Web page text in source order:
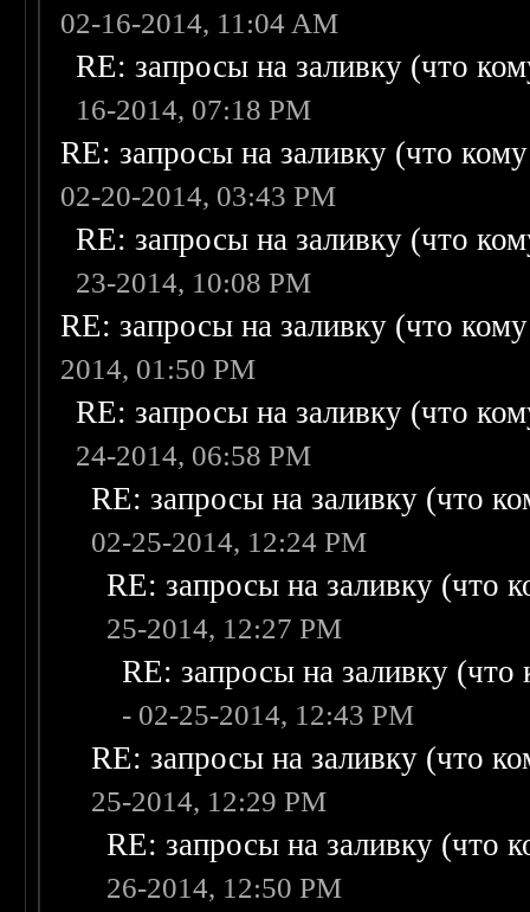
02-16-2014, 11:04 AM
RE: запросы на заливку (что
16-2014, 07:18 PM
RE: запросы на заливку (что
02-20-2014, 03:43 PM
RE: запросы на заливку (что
23-2014, 10:08 PM
RE: запросы на заливку (что
2014, 01:50 PM
RE: запросы на заливку (что
24-2014, 06:58 PM
RE: запросы на заливку (что
02-25-2014, 12:24 PM
RE: запросы на заливку (что
25-2014, 12:27 PM
RE: запросы на заливку
- 02-25-2014, 12:43 PM
RE: запросы на заливку (что
25-2014, 12:29 PM
RE: запросы на заливку (что
26-2014, 12:50 PM